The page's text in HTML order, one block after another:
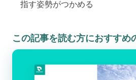
指す姿勢がつかめる
この記事を読む方におすすめ